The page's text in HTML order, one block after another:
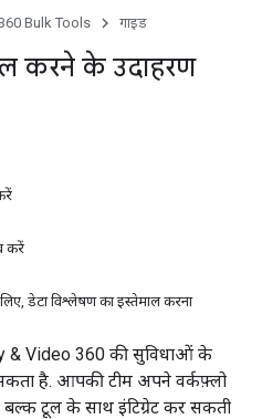
Bulk Tools गाइड
करने के उदाहरण
करें
डेटा विश्लेषण का इस्तेमाल करना
& Video 360 की सुविधाओं के
है. आपकी टीम अपने वर्कफ़्लो
टूल के साथ इंटिग्रेट कर सकती